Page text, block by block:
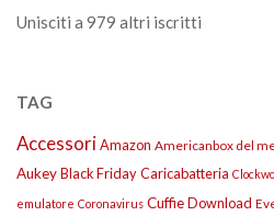
Unisciti a 979 altri iscritti
TAG
AccessoriAmazon Americanbox del
AukeyBlack FridayCaricabatteria
emulatore Coronavirus CuffieDownload